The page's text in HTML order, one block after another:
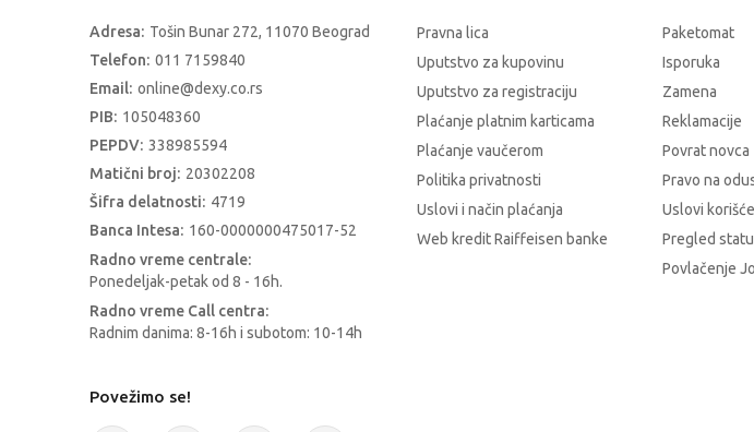
Adresa: Tošin Bunar 272, 11070 Beograd
Telefon: 011 7159840
Email: online@dexy.co.rs
PIB: 105048360
PEPDV: 338985594
Matični broj: 20302208
Šifra delatnosti: 4719
Banca Intesa: 160-0000000475017-52
Radno vreme centrale:
Ponedeljak-petak od 8 - 16h.
Radno vreme Call centra:
Radnim danima: 8-16h i subotom: 10-14h
Pravna lica
Uputstvo za kupovinu
Uputstvo za registraciju
Plaćanje platnim karticama
Plaćanje vaučerom
Politika privatnosti
Uslovi i način plaćanja
Web kredit Raiffeisen banke
Paketomat
Isporuka
Zamena
Reklamacije
Povrat novca
Pravo na
Uslovi
Pregled
Povlačenje
Povežimo se!